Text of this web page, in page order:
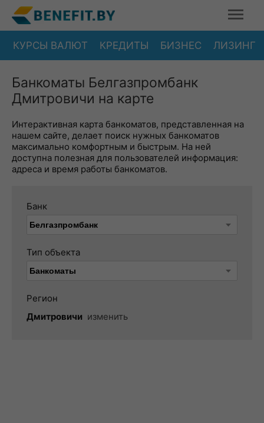
КУРСЫ ВАЛЮТ КРЕДИТЫ БИЗНЕС ЛИЗИНГ
Банкоматы Белгазпромбанк
Дмитровичи на карте
Интерактивная карта банкоматов, представленная на
нашем сайте, делает поиск нужных банкоматов
максимально комфортным и быстрым. На ней
доступна полезная для пользователей информация:
адреса и время работы банкоматов.
Банк
Тип объекта
Регион
Дмитровичи изменить